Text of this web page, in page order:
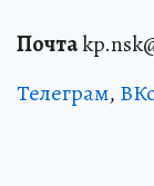
Почта
Телеграм,